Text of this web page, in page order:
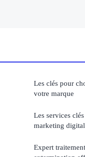
Les clés pour
votre marque
Les services
marketing
Expert